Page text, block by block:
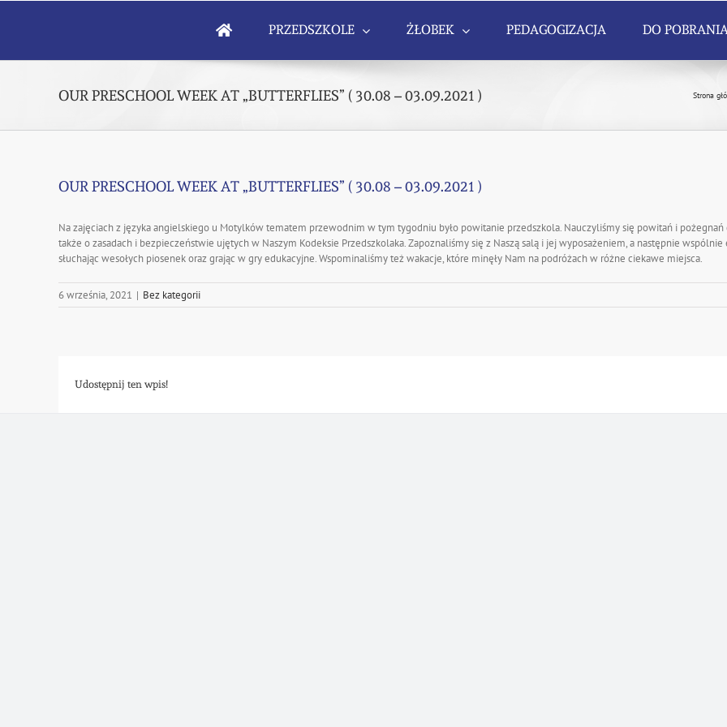
PRZEDSZKOLE ŻŁOBEK PEDAGOGIZACJA DO
OUR PRESCHOOL WEEK AT „BUTTERFLIES” ( 30.08 – 03.09.2021 ) Strona
OUR PRESCHOOL WEEK AT „BUTTERFLIES” ( 30.08 – 03.09.2021 )
Na zajęciach z języka angielskiego u Motylków tematem przewodnim w tym tygodniu było powitanie przedszkola. Nauczyliśmy się powitań i
także o zasadach i bezpieczeństwie ujętych w Naszym Kodeksie Przedszkolaka. Zapoznaliśmy się z Naszą salą i jej wyposażeniem, a następnie
słuchając wesołych piosenek oraz grając w gry edukacyjne. Wspominaliśmy też wakacje, które minęły Nam na podróżach w różne ciekawe miejsca.
6 września, 2021 | Bez kategorii
Udostępnij ten wpis!